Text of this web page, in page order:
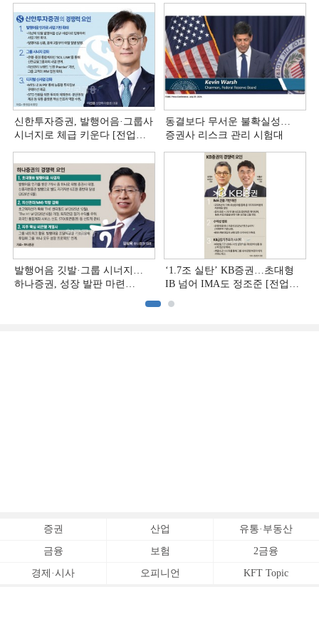
신한투자증권, 발행어음·그룹사
시너지로 체급 키운다 [전업계
동결보다 무서운 불확실성…
증권사 리스크 관리 시험대
발행어음 깃발·그룹 시너지…
하나증권, 성장 발판 마련
‘1.7조 실탄’ KB증권…초대형
IB 넘어 IMA도 정조준 [전업계
증권 산업 유통·부동산
금융 보험 2금융
경제·시사 오피니언 KFT Topic